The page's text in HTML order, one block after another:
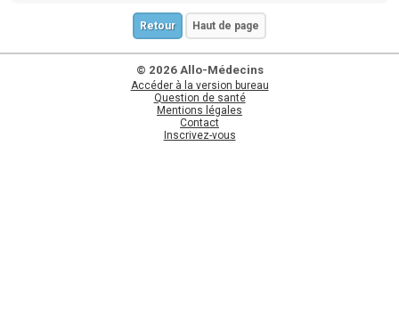
Retour Haut de page
© 2026 Allo-Médecins
Accéder à la version bureau
Question de santé
Mentions légales
Contact
Inscrivez-vous